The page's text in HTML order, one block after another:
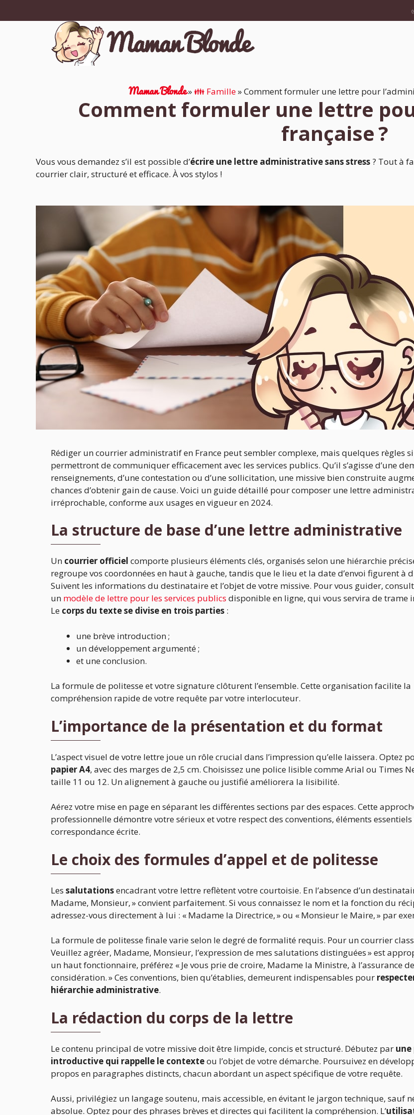
au
Maman Blonde»👪 Famille»Comment formuler une lettre pour
Comment formuler une lettre
française ?
Vous vous demandez s’il est possible d’écrire une lettre administrative sans stress ? Tout à
courrier clair, structuré et efficace. À vos stylos !
Rédiger un courrier administratif en France peut sembler complexe, mais quelques règles
permettront de communiquer efficacement avec les services publics. Qu’il s’agisse d’une
renseignements, d’une contestation ou d’une sollicitation, une missive bien construite
chances d’obtenir gain de cause. Voici un guide détaillé pour composer une lettre
irréprochable, conforme aux usages en vigueur en 2024.
La structure de base d’une lettre administrative
Un courrier officiel comporte plusieurs éléments clés, organisés selon une hiérarchie
regroupe vos coordonnées en haut à gauche, tandis que le lieu et la date d’envoi figurent à
Suivent les informations du destinataire et l’objet de votre missive. Pour vous guider,
un modèle de lettre pour les services publics disponible en ligne, qui vous servira de trame
Le corps du texte se divise en trois parties :
une brève introduction ;
un développement argumenté ;
et une conclusion.
La formule de politesse et votre signature clôturent l’ensemble. Cette organisation facilite la
compréhension rapide de votre requête par votre interlocuteur.
L’importance de la présentation et du format
L’aspect visuel de votre lettre joue un rôle crucial dans l’impression qu’elle laissera. Optez
papier A4, avec des marges de 2,5 cm. Choisissez une police lisible comme Arial ou Times
taille 11 ou 12. Un alignement à gauche ou justifié améliorera la lisibilité.
Aérez votre mise en page en séparant les différentes sections par des espaces. Cette
professionnelle démontre votre sérieux et votre respect des conventions, éléments
correspondance écrite.
Le choix des formules d’appel et de politesse
Les salutationsencadrant votre lettre reflètent votre courtoisie. En l’absence d’un
Madame, Monsieur, » convient parfaitement. Si vous connaissez le nom et la fonction du
adressez-vous directement à lui : « Madame la Directrice, » ou « Monsieur le Maire, » par
La formule de politesse finale varie selon le degré de formalité requis. Pour un courrier
Veuillez agréer, Madame, Monsieur, l’expression de mes salutations distinguées » est
un haut fonctionnaire, préférez « Je vous prie de croire, Madame la Ministre, à l’assurance
considération. » Ces conventions, bien qu’établies, demeurent indispensables pour
hiérarchie administrative.
La rédaction du corps de la lettre
Le contenu principal de votre missive doit être limpide, concis et structuré. Débutez par une
introductive qui rappelle le contexteou l’objet de votre démarche. Poursuivez en
propos en paragraphes distincts, chacun abordant un aspect spécifique de votre requête.
Aussi, privilégiez un langage soutenu, mais accessible, en évitant le jargon technique, sauf
absolue. Optez pour des phrases brèves et directes qui facilitent la compréhension. L’